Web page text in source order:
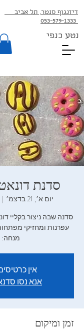
דיזנגוף סנטר, תל אביב
053-579-1333⁩
נטע כנפי
סדנת
יום א׳, 21 בדצמ׳
|
סדנה שבה ניצור בקליי
מנחה:
אין
אנא נסו
זמן ומיקום